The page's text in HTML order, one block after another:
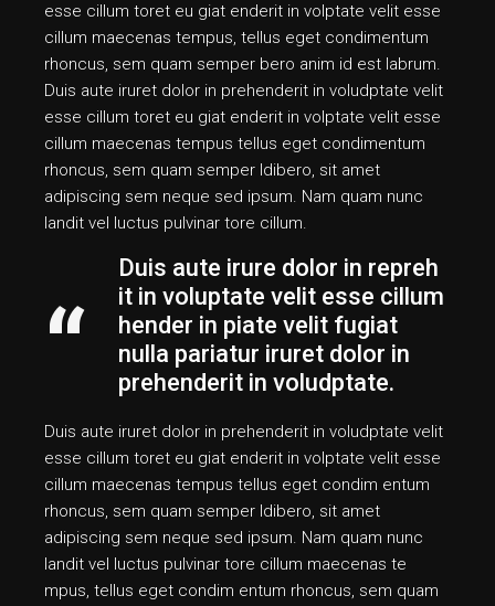
esse cillum toret eu giat enderit in volptate velit esse
cillum maecenas tempus, tellus eget condimentum
rhoncus, sem quam semper bero anim id est labrum.
Duis aute iruret dolor in prehenderit in voludptate velit
esse cillum toret eu giat enderit in volptate velit esse
cillum maecenas tempus tellus eget condimentum
rhoncus, sem quam semper ldibero, sit amet
adipiscing sem neque sed ipsum. Nam quam nunc
landit vel luctus pulvinar tore cillum.
Duis aute irure dolor in repreh
it in voluptate velit esse cillum
hender in piate velit fugiat
nulla pariatur iruret dolor in
prehenderit in voludptate.
Duis aute iruret dolor in prehenderit in voludptate velit
esse cillum toret eu giat enderit in volptate velit esse
cillum maecenas tempus tellus eget condim entum
rhoncus, sem quam semper ldibero, sit amet
adipiscing sem neque sed ipsum. Nam quam nunc
landit vel luctus pulvinar tore cillum maecenas te
mpus, tellus eget condim entum rhoncus, sem quam